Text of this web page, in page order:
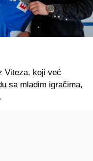
Viteza, koji već
sa mladim igračima,